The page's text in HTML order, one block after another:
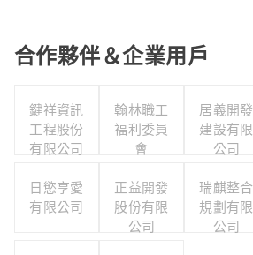
合作夥伴＆企業用戶
鍵祥資訊
工程股份
有限公司
翰林職工
福利委員
會
居義開發
建設有限
公司
日慾享愛
有限公司
正益開發
股份有限
公司
瑞麒整合
規劃有限
公司